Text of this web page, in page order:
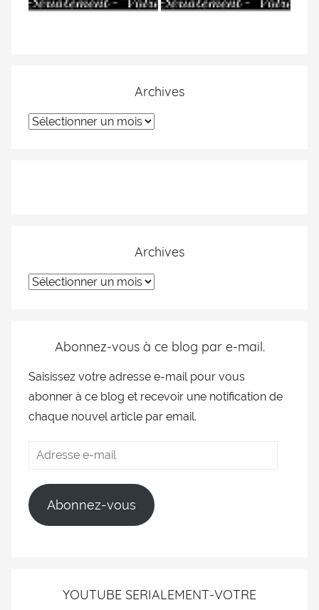
Archives
Archives
Abonnez-vous à ce blog par e-mail.
Saisissez votre adresse e-mail pour vous
abonner à ce blog et recevoir une notification de
chaque nouvel article par email.
Abonnez-vous
YOUTUBE SERIALEMENT-VOTRE